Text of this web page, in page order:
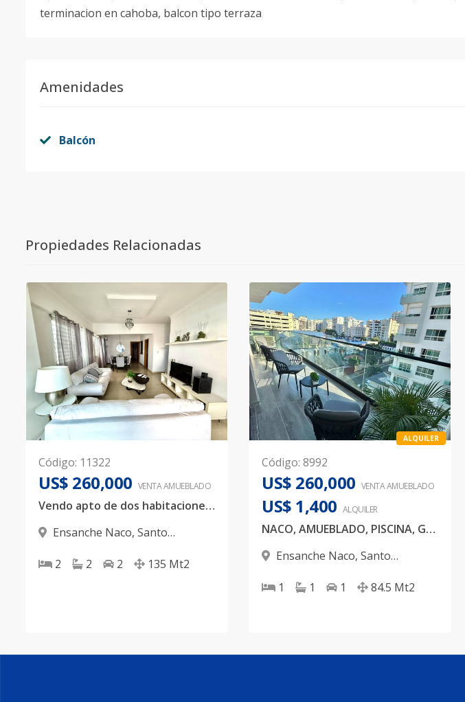
terminacion en cahoba, balcon tipo terraza
Amenidades
Balcón
Propiedades Relacionadas
Código: 11322
US$ 260,000 VENTA AMUEBLADO
Vendo apto de dos habitaciones en zona tranquila de Naco.
Ensanche Naco, Santo
2
2 2 135 Mt2
ALQUILER
Código: 8992
US$ 260,000 VENTA AMUEBLADO
US$ 1,400 ALQUILER
NACO, AMUEBLADO, PISCINA, GYM, 1 HABITACION
Ensanche Naco, Santo
1
1 1 84.5 Mt2